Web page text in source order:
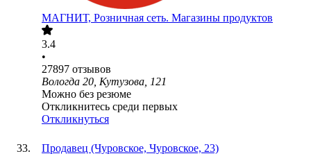
МАГНИТ, Розничная сеть. Магазины продуктов
3.4
•
27897 отзывов
Вологда 20, Кутузова, 121
Можно без резюме
Откликнитесь среди первых
Откликнуться
Продавец (Чуровское, Чуровское, 23)